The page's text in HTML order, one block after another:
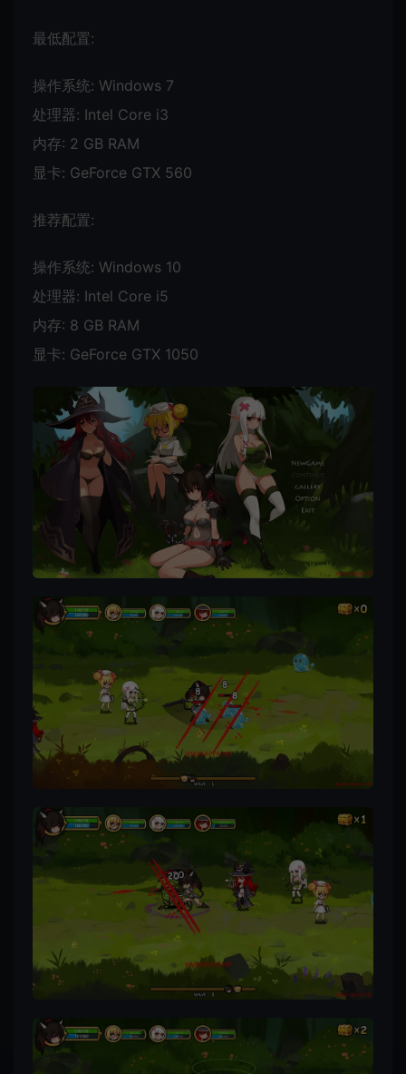
最低配置:
操作系统: Windows 7
处理器: Intel Core i3
内存: 2 GB RAM
显卡: GeForce GTX 560
推荐配置:
操作系统: Windows 10
处理器: Intel Core i5
内存: 8 GB RAM
显卡: GeForce GTX 1050